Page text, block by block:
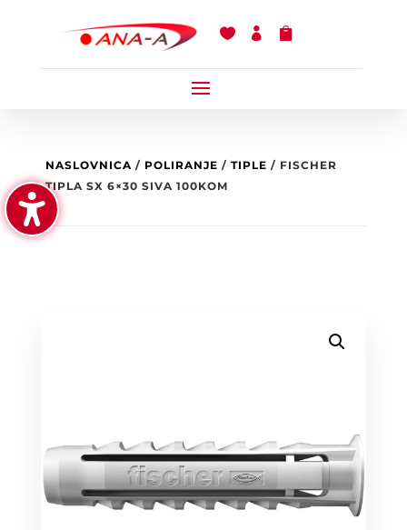
  
NASLOVNICA/ POLIRANJE / TIPLE / FISCHER
TIPLA SX 6×30 SIVA 100KOM